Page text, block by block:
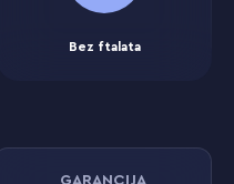
Bez ftalata
GARANCIJA